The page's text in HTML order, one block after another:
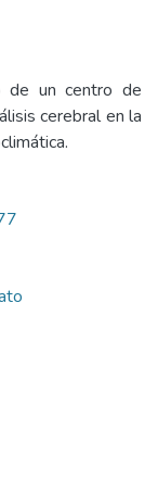
de un centro de
cerebral en la